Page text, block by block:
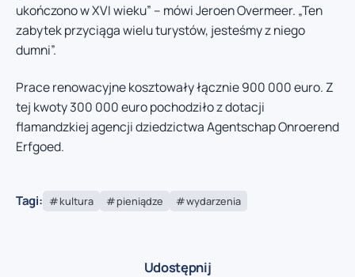
ukończono w XVI wieku” – mówi Jeroen Overmeer. „Ten
zabytek przyciąga wielu turystów, jesteśmy z niego
dumni”.
Prace renowacyjne kosztowały łącznie 900 000 euro. Z
tej kwoty 300 000 euro pochodziło z dotacji
flamandzkiej agencji dziedzictwa Agentschap Onroerend
Erfgoed.
Tagi: kultura pieniądze wydarzenia
Udostępnij